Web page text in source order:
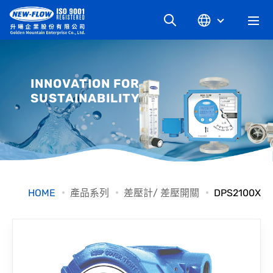
最新消息
知識文章
檔案下載
INNOVATION FOR
SUSTAINABILITY
HOME 產品系列 差壓計/ 差壓開關 DPS2100X